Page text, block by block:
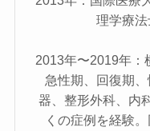
理学療
2013年〜2019年：
急性期、回復期
器、整形外科、内
くの症例を経験